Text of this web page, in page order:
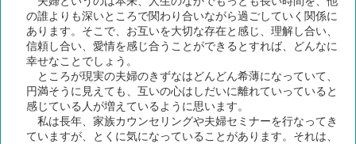
の誰よりも深いところで関わり合いながら過ごしていく関係に
あります。そこで、お互いを大切な存在と感じ、理解し合い、
信頼し合い、愛情を感じ合うことができるとすれば、どんなに
幸せなことでしょう。
ところが現実の夫婦のきずなはどんどん希薄になっていて、
円満そうに見えても、互いの心はしだいに離れていっていると
感じている人が増えているように思います。
私は長年、家族カウンセリングや夫婦セミナーを行なってき
ていますが、とくに気になっていることがあります。それは、